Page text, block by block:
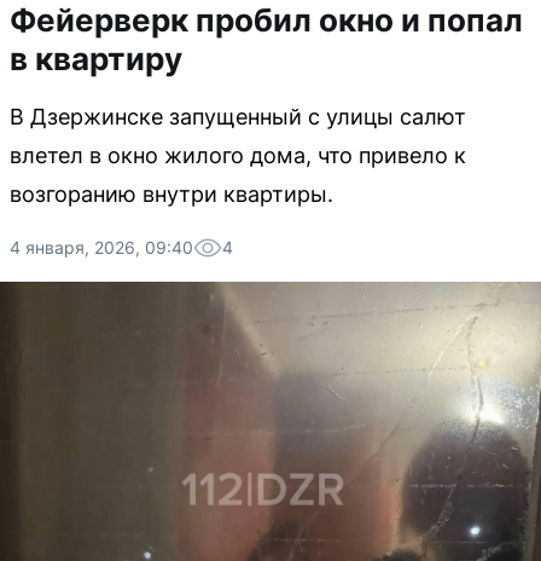
Фейерверк пробил окно и попал
в квартиру
В Дзержинске запущенный с улицы салют
влетел в окно жилого дома, что привело к
возгоранию внутри квартиры.
4 января, 2026, 09:40 4